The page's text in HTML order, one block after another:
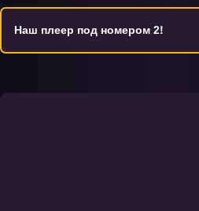
Наш плеер под номером 2!